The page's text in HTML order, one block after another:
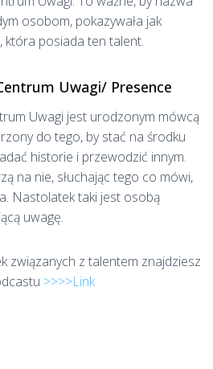
osobom, pokazywała jak
która posiada ten talent.
Uwagi/ Presence
Uwagi jest urodzonym mówcą
do tego, by stać na środku
historie i przewodzić innym.
na nie, słuchając tego co mówi,
Nastolatek taki jest osobą
uwagę.
związanych z talentem znajdziesz
>>>>Link